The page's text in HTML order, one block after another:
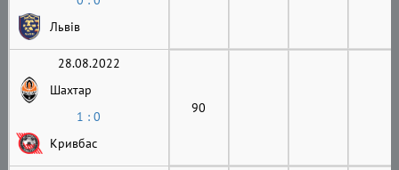
Львів
28.08.2022
Шахтар
1 : 0
Кривбас
90